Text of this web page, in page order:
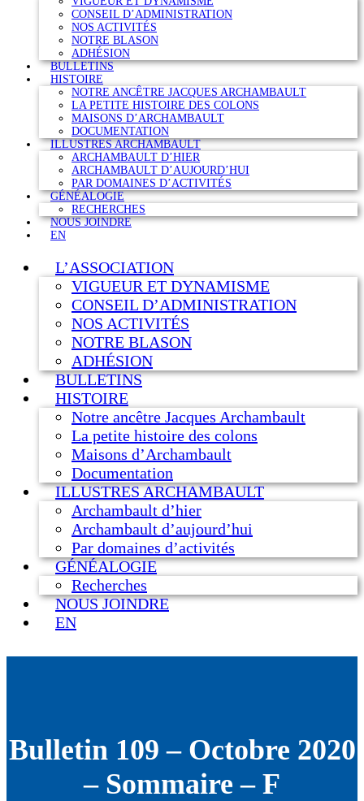
CONSEIL D’ADMINISTRATION
NOS ACTIVITÉS
NOTRE BLASON
ADHÉSION
BULLETINS
HISTOIRE
NOTRE ANCÊTRE JACQUES ARCHAMBAULT
LA PETITE HISTOIRE DES COLONS
MAISONS D’ARCHAMBAULT
DOCUMENTATION
ILLUSTRES ARCHAMBAULT
ARCHAMBAULT D’HIER
ARCHAMBAULT D’AUJOURD’HUI
PAR DOMAINES D’ACTIVITÉS
GÉNÉALOGIE
RECHERCHES
NOUS JOINDRE
EN
L’ASSOCIATION
VIGUEUR ET DYNAMISME
CONSEIL D’ADMINISTRATION
NOS ACTIVITÉS
NOTRE BLASON
ADHÉSION
BULLETINS
HISTOIRE
Notre ancêtre Jacques Archambault
La petite histoire des colons
Maisons d’Archambault
Documentation
ILLUSTRES ARCHAMBAULT
Archambault d’hier
Archambault d’aujourd’hui
Par domaines d’activités
GÉNÉALOGIE
Recherches
NOUS JOINDRE
EN
Bulletin 109 – Octobre 2020
– Sommaire – F